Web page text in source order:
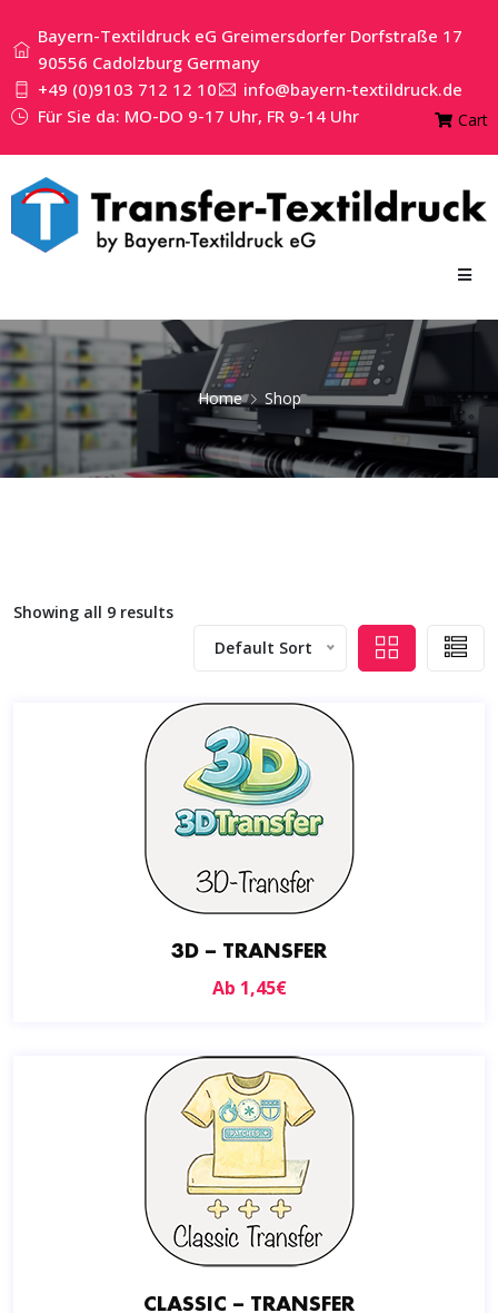
Bayern-Textildruck eG Greimersdorfer Dorfstraße 17
90556 Cadolzburg Germany
+49 (0)9103 712 12 10
info@bayern-textildruck.de
Für Sie da: MO-DO 9-17 Uhr, FR 9-14 Uhr
Cart
Home Shop
Showing all 9 results
Default Sort
3D – TRANSFER
Ab 1,45€
CLASSIC – TRANSFER